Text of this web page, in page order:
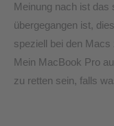
Meinung nach ist das
übergegangen ist,
speziell bei den Macs
Mein MacBook Pro
zu retten sein, falls